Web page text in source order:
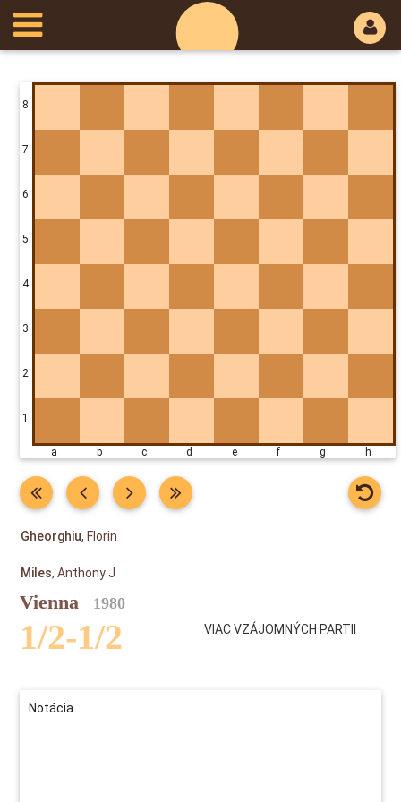
8
7
6
5
4
3
2
1
a b c d e f g h
Gheorghiu, Florin
Miles, Anthony J
Vienna 1980
VIAC VZÁJOMNÝCH PARTII
1/2-1/2
Notácia